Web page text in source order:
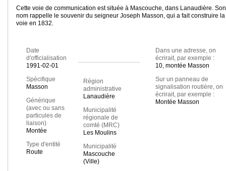
Cette voie de communication est située à Mascouche, dans Lanaudière. Son
nom rappelle le souvenir du seigneur Joseph Masson, qui a fait construire la
voie en 1832.
Date
d'officialisation
1991-02-01
Spécifique
Masson
Générique
(avec ou sans
particules de
liaison)
Montée
Type d'entité
Route
Région
administrative
Lanaudière
Municipalité
régionale de
comté (MRC)
Les Moulins
Municipalité
Mascouche
(Ville)
Dans une adresse, on
écrirait, par exemple :
10, montée Masson
Sur un panneau de
signalisation routière, on
écrirait, par exemple :
Montée Masson